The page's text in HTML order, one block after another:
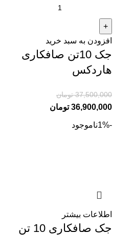
افزودن به سبد خرید
جک 10تن صافکاری
هاردکس
37,500,000 تومان
36,900,000 تومان
-1% ناموجود
اطلاعات بیشتر
جک صافکاری 10 تن